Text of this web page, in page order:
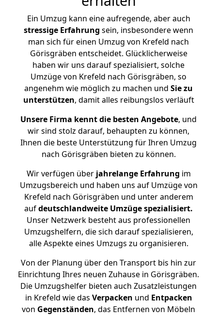
Ein Umzug kann eine aufregende, aber auch
stressige Erfahrung sein, insbesondere wenn
man sich für einen Umzug von Krefeld nach
Görisgräben entscheidet. Glücklicherweise
haben wir uns darauf spezialisiert, solche
Umzüge von Krefeld nach Görisgräben, so
angenehm wie möglich zu machen und Sie zu
unterstützen, damit alles reibungslos verläuft
Unsere Firma kennt die besten Angebote, und
wir sind stolz darauf, behaupten zu können,
Ihnen die beste Unterstützung für Ihren Umzug
nach Görisgräben bieten zu können.
Wir verfügen überjahrelange Erfahrung im
Umzugsbereich und haben uns auf Umzüge von
Krefeld nach Görisgräben und unter anderem
aufdeutschlandweite Umzüge spezialisiert.
Unser Netzwerk besteht aus professionellen
Umzugshelfern, die sich darauf spezialisieren,
alle Aspekte eines Umzugs zu organisieren.
Von der Planung über den Transport bis hin zur
Einrichtung Ihres neuen Zuhause in Görisgräben.
Die Umzugshelfer bieten auch Zusatzleistungen
in Krefeld wie das Verpacken und Entpacken
von Gegenständen, das Entfernen von Möbeln